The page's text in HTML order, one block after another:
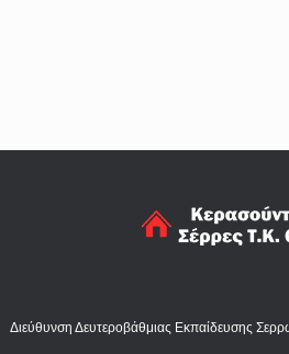
Διεύθυνση Δευτεροβάθμιας Εκπαίδευσης